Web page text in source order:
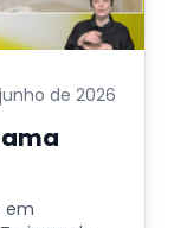
de 2026
em